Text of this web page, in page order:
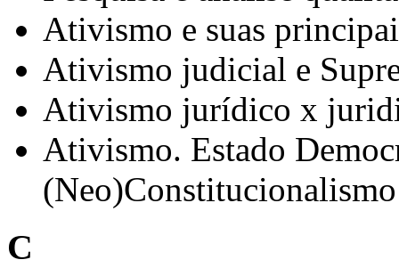
Ativismo e suas
Ativismo judicial e
Ativismo jurídico x
Ativismo. Estado
C